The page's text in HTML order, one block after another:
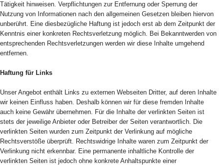
Tätigkeit hinweisen. Verpflichtungen zur Entfernung oder Sperrung der
Nutzung von Informationen nach den allgemeinen Gesetzen bleiben hiervon
unberührt. Eine diesbezügliche Haftung ist jedoch erst ab dem Zeitpunkt der
Kenntnis einer konkreten Rechtsverletzung möglich. Bei Bekanntwerden von
entsprechenden Rechtsverletzungen werden wir diese Inhalte umgehend
entfernen.
Haftung für Links
Unser Angebot enthält Links zu externen Webseiten Dritter, auf deren Inhalte
wir keinen Einfluss haben. Deshalb können wir für diese fremden Inhalte
auch keine Gewähr übernehmen. Für die Inhalte der verlinkten Seiten ist
stets der jeweilige Anbieter oder Betreiber der Seiten verantwortlich. Die
verlinkten Seiten wurden zum Zeitpunkt der Verlinkung auf mögliche
Rechtsverstöße überprüft. Rechtswidrige Inhalte waren zum Zeitpunkt der
Verlinkung nicht erkennbar. Eine permanente inhaltliche Kontrolle der
verlinkten Seiten ist jedoch ohne konkrete Anhaltspunkte einer